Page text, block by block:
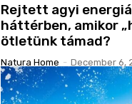
Rejtett agyi
háttérben, amikor
ötletünk támad?
Natura Home - December 6,